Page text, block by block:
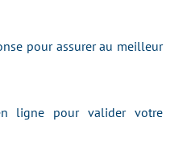
pour assurer au meilleur
ligne pour valider votre